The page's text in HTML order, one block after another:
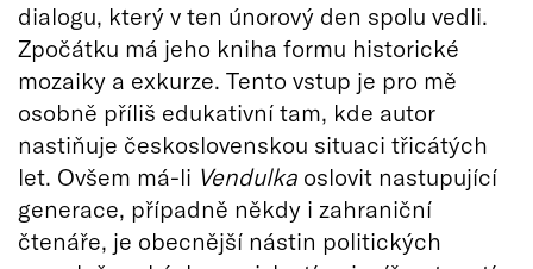
dialogu, který v ten únorový den spolu vedli.
Zpočátku má jeho kniha formu historické
mozaiky a exkurze. Tento vstup je pro mě
osobně příliš edukativní tam, kde autor
nastiňuje československou situaci třicátých
let. Ovšem má-li Vendulka oslovit nastupující
generace, případně někdy i zahraniční
čtenáře, je obecnější nástin politických